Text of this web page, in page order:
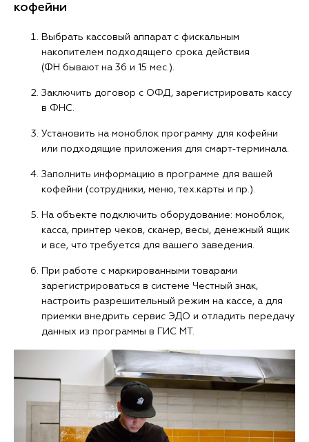
кофейни
Выбрать кассовый аппарат с фискальным
накопителем подходящего срока действия
(ФН бывают на 36 и 15 мес.).
Заключить договор с ОФД, зарегистрировать кассу
в ФНС.
Установить на моноблок программу для кофейни
или подходящие приложения для смарт-терминала.
Заполнить информацию в программе для вашей
кофейни (сотрудники, меню, тех.карты и пр.).
На объекте подключить оборудование: моноблок,
касса, принтер чеков, сканер, весы, денежный ящик
и все, что требуется для вашего заведения.
При работе с маркированными товарами
зарегистрироваться в системе Честный знак,
настроить разрешительный режим на кассе, а для
приемки внедрить сервис ЭДО и отладить передачу
данных из программы в ГИС МТ.